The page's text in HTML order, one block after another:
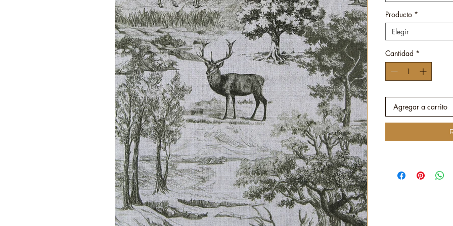
Producto *
Elegir
Cantidad *
Agregar a carrito